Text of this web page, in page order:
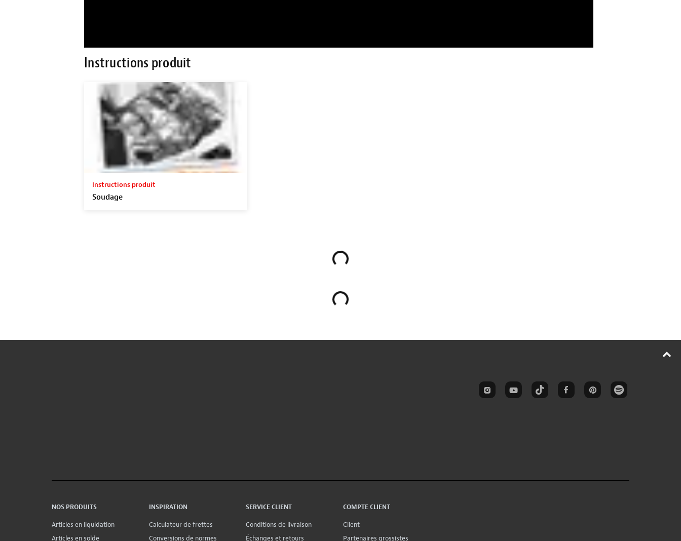
Instructions produit
Instructions produit
Soudage
NOS PRODUITS
Articles en liquidation
Articles en solde
INSPIRATION
Calculateur de frettes
Conversions de normes
SERVICE CLIENT
Conditions de livraison
Échanges et retours
COMPTE CLIENT
Client
Partenaires grossistes